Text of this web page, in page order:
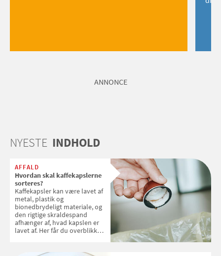
ANNONCE
NYESTE INDHOLD
AFFALD
Hvordan skal kaffekapslerne
sorteres?
Kaffekapsler kan være lavet af
metal, plastik og
bionedbrydeligt materiale, og
den rigtige skraldespand
afhænger af, hvad kapslen er
lavet af. Her får du overblikket